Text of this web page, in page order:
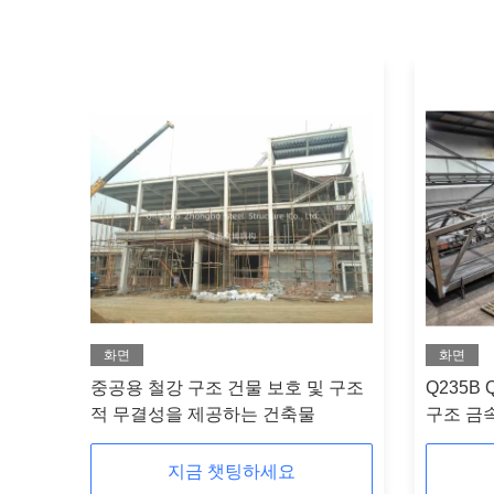
화면
중공용 철강 구조 건물 보호 및 구조
적 무결성을 제공하는 건축물
지금 챗팅하세요
화면
Q235B
구조 금